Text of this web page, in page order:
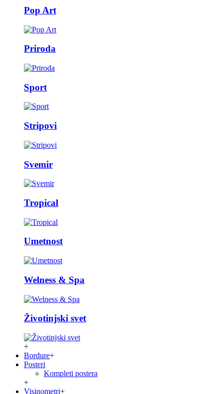
Pop Art
Priroda
Sport
Stripovi
Svemir
Tropical
Umetnost
Welness & Spa
Životinjski svet
+
Bordure+
Posteri
Kompleti postera
+
Visinometri+